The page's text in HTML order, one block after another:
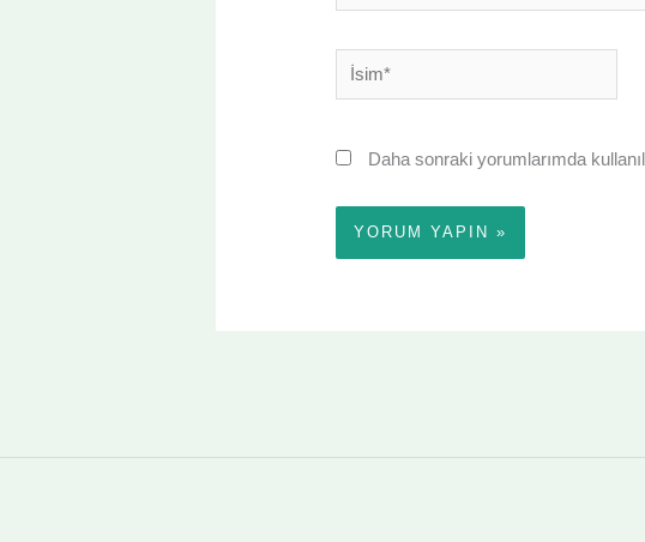
İsim*
Daha sonraki yorumlarımda